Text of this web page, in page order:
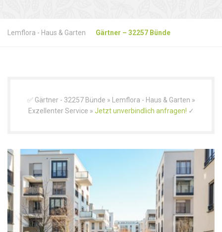
Lemflora - Haus & Garten Gärtner – 32257 Bünde
✅ Gärtner - 32257 Bünde » Lemflora - Haus & Garten »
Exzellenter Service » Jetzt unverbindlich anfragen! ✓